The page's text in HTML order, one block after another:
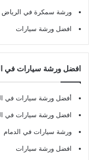
ورشة سمكرة في الرياض
افضل ورشة سيارات
افضل ورشة سيارات في
أفضل ورشة سيارات في
افضل ورشة سيارات في
ورشة سيارات في الدمام
افضل ورشة سيارات